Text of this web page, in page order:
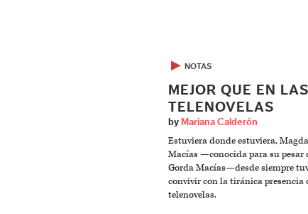
▶ NOTAS
MEJOR QUE EN LAS
TELENOVELAS
by Mariana Calderón
Estuviera donde estuviera,
Macías —conocida para su pesar
Gorda Macías—desde siempre
convivir con la tiránica presencia
telenovelas.